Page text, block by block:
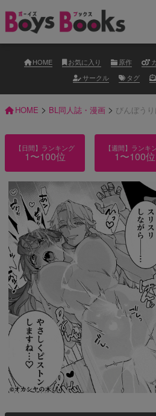
HOME お気に入り 原作
サークル
タグ
HOME > BL同人誌・漫画 > びんぼう
【日間】ランキング
1〜100位
【週間】ランキ
1〜100位